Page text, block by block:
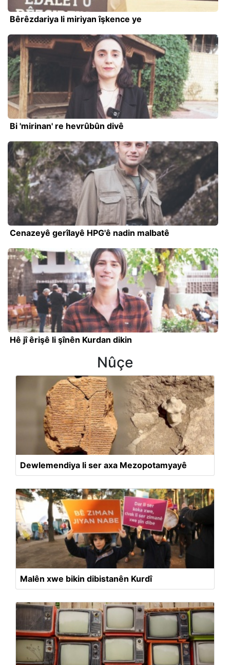
Bêrêzdariya li miriyan îşkence ye
Bi 'mirinan' re hevrûbûn divê
Cenazeyê gerîlayê HPG'ê nadin malbatê
Hê jî êrişê li şînên Kurdan dikin
Nûçe
Dewlemendiya li ser axa Mezopotamyayê
Malên xwe bikin dibistanên Kurdî